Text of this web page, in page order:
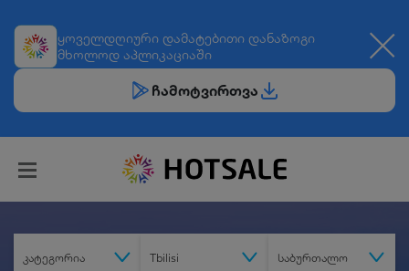
ყოველდღიური დამატებითი დანაზოგი
მხოლოდ აპლიკაციაში
ჩამოტვირთვა
კატეგორია Tbilisi საბურთალო